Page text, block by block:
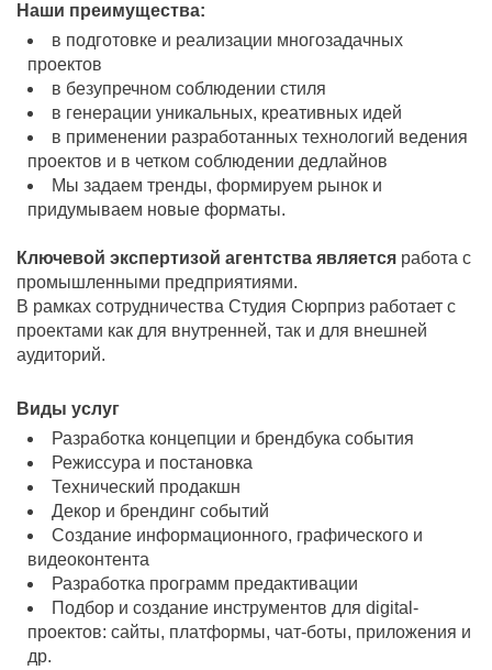
Наши преимущества:
в подготовке и реализации многозадачных
проектов
в безупречном соблюдении стиля
в генерации уникальных, креативных идей
в применении разработанных технологий ведения
проектов и в четком соблюдении дедлайнов
Мы задаем тренды, формируем рынок и
придумываем новые форматы.
Ключевой экспертизой агентства является работа с
промышленными предприятиями.
В рамках сотрудничества Студия Сюрприз работает с
проектами как для внутренней, так и для внешней
аудиторий.
Виды услуг
Разработка концепции и брендбука события
Режиссура и постановка
Технический продакшн
Декор и брендинг событий
Создание информационного, графического и
видеоконтента
Разработка программ предактивации
Подбор и создание инструментов для digital-
проектов: сайты, платформы, чат-боты, приложения и
др.